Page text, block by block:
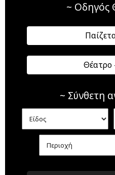
~ Οδηγός
Θέατρο
~ Σύνθετη